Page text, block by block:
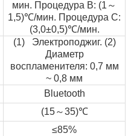
мин. Процедура B: (1 ～
1,5)℃/мин. Процедура C:
(3,0±0,5)℃/мин.
(1) Электроподжиг. (2)
Диаметр
воспламенителя: 0,7 мм
~ 0,8 мм
Bluetooth
(15～35)℃
≤85%